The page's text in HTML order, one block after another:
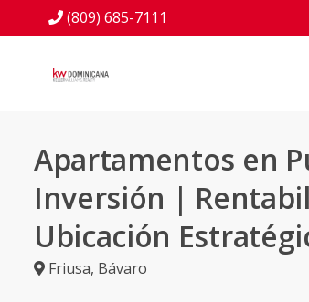
(809) 685-7111
Apartamentos en
Inversión |
Ubicación
Friusa, Bávaro